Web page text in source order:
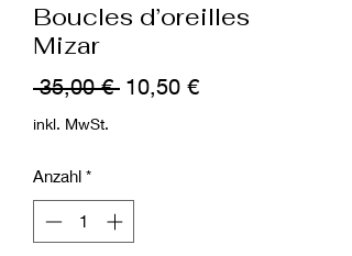
Boucles d’oreilles
Mizar
35,00 € Standardpreis
10,50 €Sale-
inkl. MwSt.
Anzahl *